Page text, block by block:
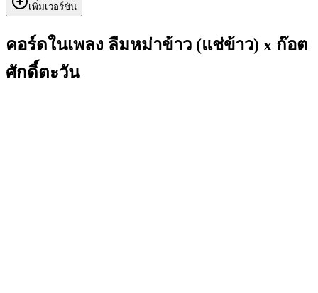
เพิ่มเวอร์ชัน
คอร์ดในเพลง ลืมหม่าข้าว (แช่ข้าว) x ก๊อต
ศักดิ์ตะวัน